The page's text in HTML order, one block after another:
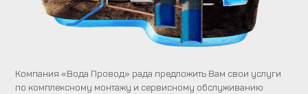
Компания «Вода Провод» рада предложить Вам свои услуги
по комплексному монтажу и сервисному обслуживанию